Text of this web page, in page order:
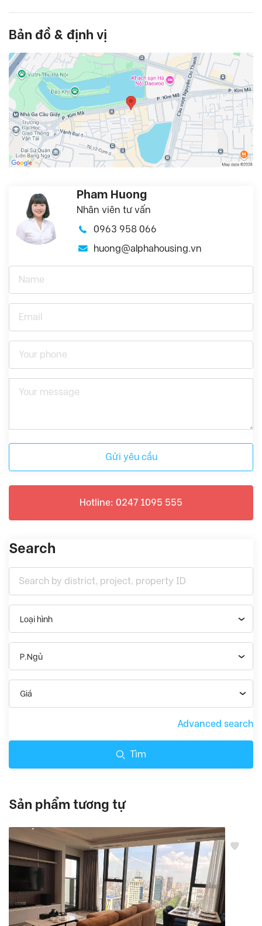
Bản đồ & định vị
Pham Huong
Nhân viên tư vấn
0963 958 066
huong@alphahousing.vn
Gửi yêu cầu
Hotline: 0247 1095 555
Search
Loại hình
P.Ngủ
Giá
Advanced search
Tìm
Sản phẩm tương tự